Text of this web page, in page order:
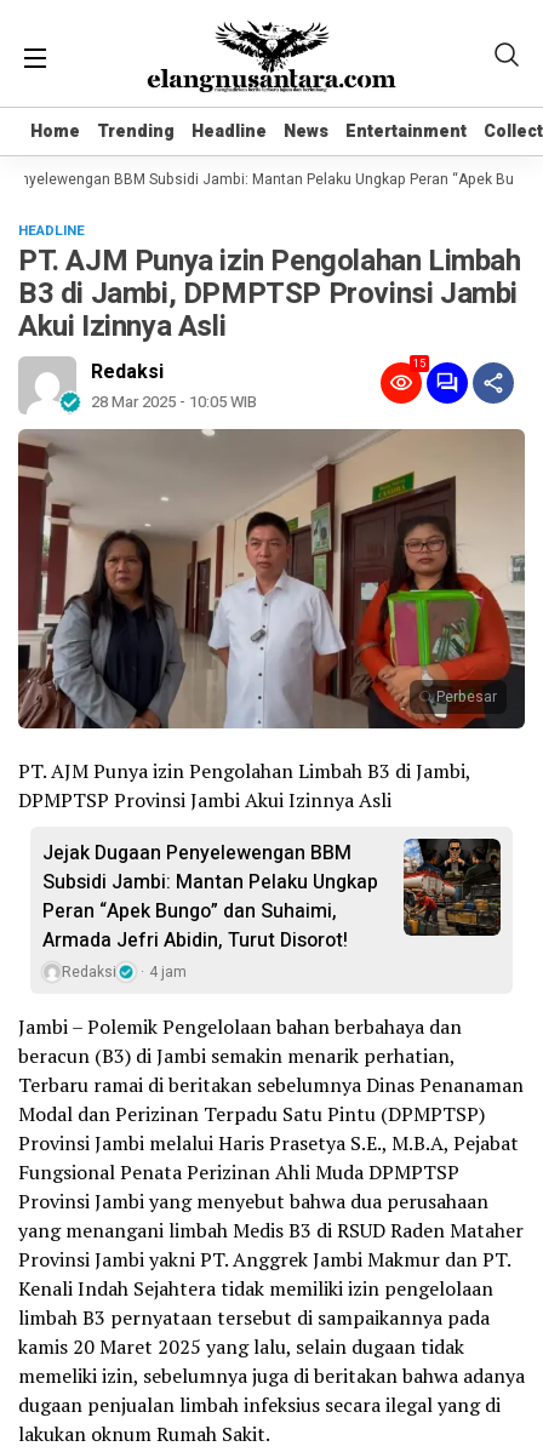
Home Trending Headline News Entertainment
Home Trending Headline News Entertainment
BBM Subsidi Jambi: Mantan Pelaku Ungkap Peran “Apek
HEADLINE
PT. AJM Punya izin Pengolahan Limbah
B3 di Jambi, DPMPTSP Provinsi Jambi
Akui Izinnya Asli
Redaksi
28 Mar 2025 - 10:05 WIB
15
Perbesar
PT. AJM Punya izin Pengolahan Limbah B3 di Jambi,
DPMPTSP Provinsi Jambi Akui Izinnya Asli
Jejak Dugaan Penyelewengan BBM
Subsidi Jambi: Mantan Pelaku Ungkap
Peran “Apek Bungo” dan Suhaimi,
Armada Jefri Abidin, Turut Disorot!
Redaksi 4 jam
Jambi – Polemik Pengelolaan bahan berbahaya dan
beracun (B3) di Jambi semakin menarik perhatian,
Terbaru ramai di beritakan sebelumnya Dinas Penanaman
Modal dan Perizinan Terpadu Satu Pintu (DPMPTSP)
Provinsi Jambi melalui Haris Prasetya S.E., M.B.A, Pejabat
Fungsional Penata Perizinan Ahli Muda DPMPTSP
Provinsi Jambi yang menyebut bahwa dua perusahaan
yang menangani limbah Medis B3 di RSUD Raden Mataher
Provinsi Jambi yakni PT. Anggrek Jambi Makmur dan PT.
Kenali Indah Sejahtera tidak memiliki izin pengelolaan
limbah B3 pernyataan tersebut di sampaikannya pada
kamis 20 Maret 2025 yang lalu, selain dugaan tidak
memeliki izin, sebelumnya juga di beritakan bahwa adanya
dugaan penjualan limbah infeksius secara ilegal yang di
lakukan oknum Rumah Sakit.